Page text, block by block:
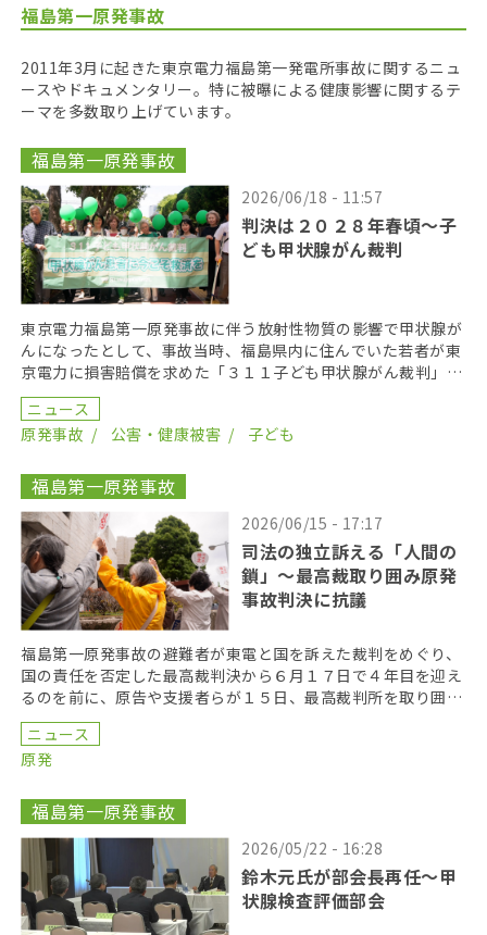
福島第一原発事故
2011年3月に起きた東京電力福島第一発電所事故に関するニュ
ースやドキュメンタリー。特に被曝による健康影響に関するテ
ーマを多数取り上げています。
福島第一原発事故
2026/06/18 - 11:57
判決は２０２８年春頃〜子
ども甲状腺がん裁判
東京電力福島第一原発事故に伴う放射性物質の影響で甲状腺が
んになったとして、事故当時、福島県内に住んでいた若者が東
京電力に損害賠償を求めた「３１１子ども甲状腺がん裁判」の
第１８回口頭弁論が２０２６年６月１７日に開かれた。裁 […]
ニュース
原発事故
公害・健康被害 子ども
福島第一原発事故
2026/06/15 - 17:17
司法の独立訴える「人間の
鎖」〜最高裁取り囲み原発
事故判決に抗議
福島第一原発事故の避難者が東電と国を訴えた裁判をめぐり、
国の責任を否定した最高裁判決から６月１７日で４年目を迎え
るのを前に、原告や支援者らが１５日、最高裁判所を取り囲む
「人間の鎖」を行い、司法の独立を訴えた。 呼びかけた […]
ニュース
原発
福島第一原発事故
2026/05/22 - 16:28
鈴木元氏が部会長再任〜甲
状腺検査評価部会